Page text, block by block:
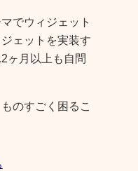
でウィジェット
ェットを実装す
ヶ月以上も自問
のすごく困るこ